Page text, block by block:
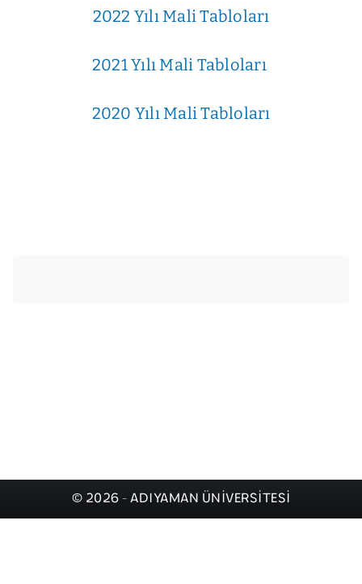
2022 Yılı Mali Tabloları
2021 Yılı Mali Tabloları
2020 Yılı Mali Tabloları
© 2026 - ADIYAMAN ÜNİVERSİTESİ